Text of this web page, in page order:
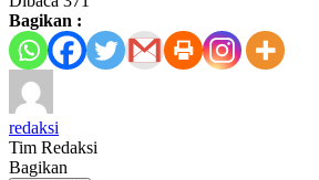
Bagikan :
redaksi
Tim Redaksi
Bagikan